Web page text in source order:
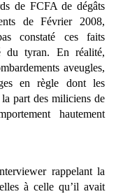
de FCFA de dégâts
de Février 2008,
constaté ces faits
du tyran. En réalité,
aveugles,
en règle dont les
part des miliciens de
hautement
rappelant la
à celle qu’il avait